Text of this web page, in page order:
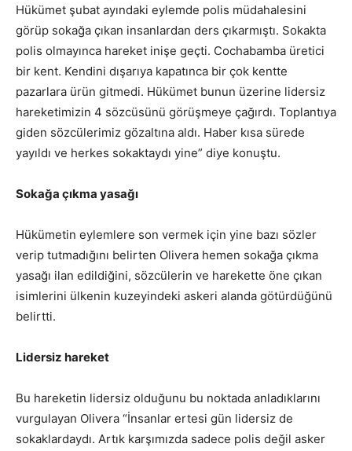
Hükümet şubat ayındaki eylemde polis müdahalesini
görüp sokağa çıkan insanlardan ders çıkarmıştı. Sokakta
polis olmayınca hareket inişe geçti. Cochabamba üretici
bir kent. Kendini dışarıya kapatınca bir çok kentte
pazarlara ürün gitmedi. Hükümet bunun üzerine lidersiz
hareketimizin 4 sözcüsünü görüşmeye çağırdı. Toplantıya
giden sözcülerimiz gözaltına aldı. Haber kısa sürede
yayıldı ve herkes sokaktaydı yine” diye konuştu.
Sokağa çıkma yasağı
Hükümetin eylemlere son vermek için yine bazı sözler
verip tutmadığını belirten Olivera hemen sokağa çıkma
yasağı ilan edildiğini, sözcülerin ve harekette öne çıkan
isimlerini ülkenin kuzeyindeki askeri alanda götürdüğünü
belirtti.
Lidersiz hareket
Bu hareketin lidersiz olduğunu bu noktada anladıklarını
vurgulayan Olivera “İnsanlar ertesi gün lidersiz de
sokaklardaydı. Artık karşımızda sadece polis değil asker